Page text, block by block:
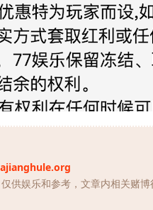
供娱乐和参考，文章内相关赌